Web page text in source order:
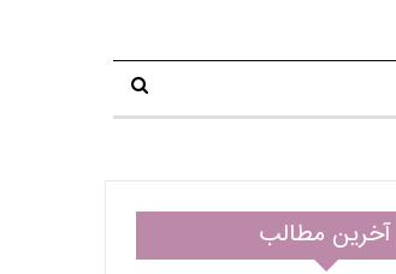
آخرین مطالب